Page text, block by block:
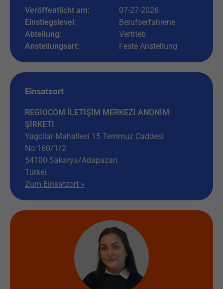
Veröffentlicht am:
07-27-2026
Einstiegslevel:
Berufserfahrene
Abteilung:
Vertrieb
Anstellungsart:
Feste Anstellung
Einsatzort
REGİOCOM İLETİŞİM MERKEZİ ANONİM
ŞİRKETİ
Yagcilar Mahallesi 15 Temmuz Caddesi
No:160/1/2
54100 Sakarya/Adapazarı
Türkei
Zum Einsatzort »